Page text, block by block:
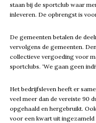
staan bij de sportclub waar
inleveren. De opbrengst is
De gemeenten betalen de
vervolgens de gemeenten.
collectieve vergoeding voor
sportclubs. ‘We gaan geen
Het bedrijfsleven heeft er
veel meer dan de vereiste 90
opgehaald en hergebruikt.
voor een kwart uit